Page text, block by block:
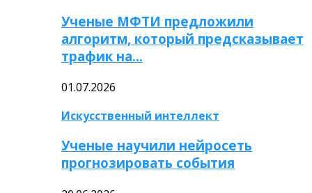
Ученые МФТИ предложили
алгоритм, который предсказывает
трафик на…
01.07.2026
Искусственный интеллект
Ученые научили нейросеть
прогнозировать события